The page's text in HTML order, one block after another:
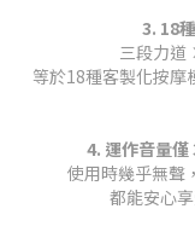
3. 18
三段力道
等於18種客製化按摩
4. 運作音量
使用時幾乎無聲
都能安心